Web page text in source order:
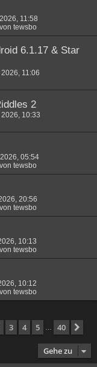
11:58
tewsbo
6.1.17 & Star
11:06
2
10:33
05:54
tewsbo
20:56
tewsbo
10:13
tewsbo
10:12
tewsbo
40
3 4 5 40
Gehe zu